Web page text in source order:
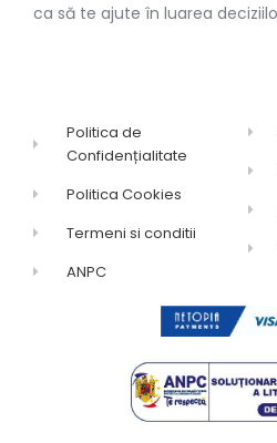
ca să te ajute în luarea
Politica de
Confidențialitate
Politica Cookies
Termeni si conditii
ANPC